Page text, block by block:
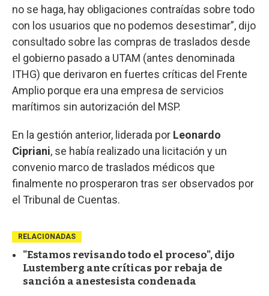
no se haga, hay obligaciones contraídas sobre todo
con los usuarios que no podemos desestimar”, dijo
consultado sobre las compras de traslados desde
el gobierno pasado a UTAM (antes denominada
ITHG) que derivaron en fuertes críticas del Frente
Amplio porque era una empresa de servicios
marítimos sin autorización del MSP.
En la gestión anterior, liderada por Leonardo
Cipriani, se había realizado una licitación y un
convenio marco de traslados médicos que
finalmente no prosperaron tras ser observados por
el Tribunal de Cuentas.
RELACIONADAS
"Estamos revisando todo el proceso", dijo
Lustemberg ante críticas por rebaja de
sanción a anestesista condenada